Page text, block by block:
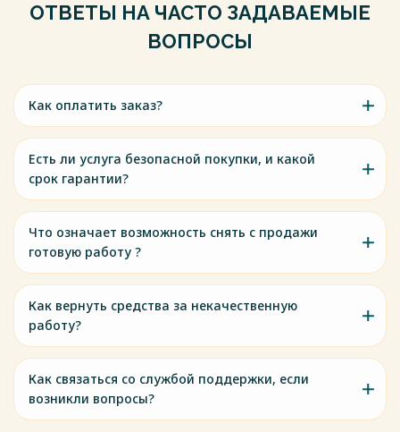
ОТВЕТЫ НА ЧАСТО ЗАДАВАЕМЫЕ
ВОПРОСЫ
Как оплатить заказ?
Есть ли услуга безопасной покупки, и какой
срок гарантии?
Что означает возможность снять с продажи
готовую работу ?
Как вернуть средства за некачественную
работу?
Как связаться со службой поддержки, если
возникли вопросы?